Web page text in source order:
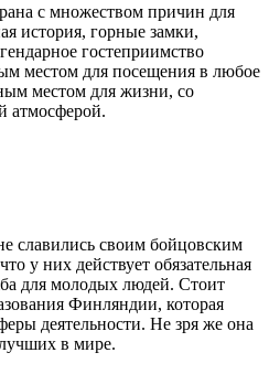
с множеством причин для
история, горные замки,
гостеприимство
местом для посещения в любое
местом для жизни, со
атмосферой.
славились своим бойцовским
у них действует обязательная
для молодых людей. Стоит
Финляндии, которая
деятельности. Не зря же она
в мире.